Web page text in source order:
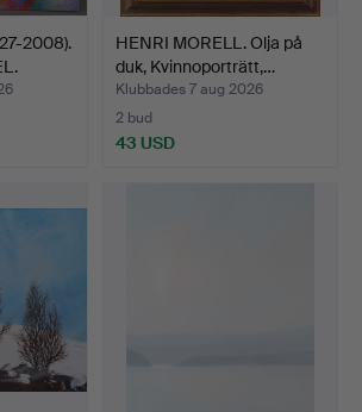
2008).
HENRI MORELL. Olja på
duk, Kvinnoporträtt,…
Klubbades 7 aug 2026
2 bud
43 USD